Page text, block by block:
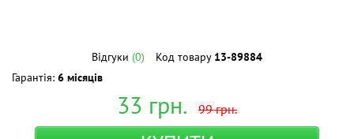
Відгуки (0) Код товару 13-89884
Гарантія: 6 місяців
33 грн. 99грн.